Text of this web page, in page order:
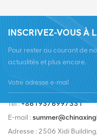
INSCRIVEZ-VOUS À
Pour rester au courant de
actualités et plus encore.
Tél :+8619376997331
E-mail :
Adresse : 2506 Xidi